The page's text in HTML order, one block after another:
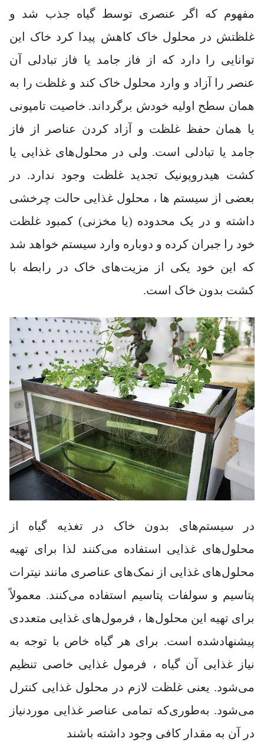
مفهوم که اگر عنصری توسط گیاه جذب شد و
غلظتش در محلول خاک کاهش پیدا کرد خاک این
توانایی را دارد که از فاز جامد یا فاز تبادلی آن
عنصر را آزاد و وارد محلول خاک کند و غلظت را به
همان سطح اولیه خودش برگرداند. خاصیت تامپونی
یا همان حفظ غلظت و آزاد کردن عناصر از فاز
جامد یا تبادلی است. ولی در محلول‌های غذایی یا
کشت هیدروپونیک تجدید غلظت وجود ندارد. در
بعضی از سیستم ها ، محلول غذایی حالت چرخشی
داشته و در یک محدوده (یا مخزنی) کمبود غلظت
خود را جبران کرده و دوباره وارد سیستم خواهد شد
که این خود یکی از مزیت‌های خاک در رابطه با
کشت بدون خاک است.
در سیستم‌های بدون خاک در تغذیه گیاه از
محلول‌های غذایی استفاده می‌کنند لذا برای تهیه
محلول‌های غذایی از نمک‌های عناصری مانند نیترات
پتاسیم و سولفات پتاسیم استفاده می‌کنند. معمولاً
برای تهیه این محلول‌ها ، فرمول‌های غذایی متعددی
پیشنهادشده است. برای هر گیاه خاص با توجه به
نیاز غذایی آن گیاه ، فرمول غذایی خاصی تنظیم
می‌شود. یعنی غلظت لازم در محلول غذایی کنترل
می‌شود. به‌طوری‌که تمامی عناصر غذایی موردنیاز
در آن به مقدار کافی وجود داشته باشند